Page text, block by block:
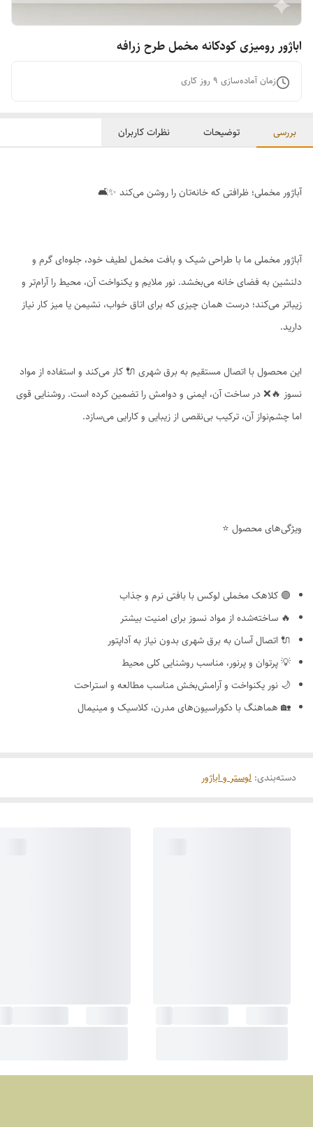
اباژور رومیزی کودکانه مخمل طرح زرافه
زمان آماده‌سازی 9 روز کاری
بررسی توضیحات نظرات کاربران
آباژور مخملی؛ ظرافتی که خانه‌تان را روشن می‌کند ✨🛋️
آباژور مخملی ما با طراحی شیک و بافت مخمل لطیف خود، جلوه‌ای گرم و
دلنشین به فضای خانه می‌بخشد. نور ملایم و یکنواخت آن، محیط را آرام‌تر و
زیباتر می‌کند؛ درست همان چیزی که برای اتاق خواب، نشیمن یا میز کار نیاز
دارید.
این محصول با اتصال مستقیم به برق شهری 🔌 کار می‌کند و استفاده از مواد
نسوز 🔥❌ در ساخت آن، ایمنی و دوامش را تضمین کرده است. روشنایی قوی
اما چشم‌نواز آن، ترکیب بی‌نقصی از زیبایی و کارایی می‌سازد.
ویژگی‌های محصول ⭐
🟣 کلاهک مخملی لوکس با بافتی نرم و جذاب
🔥 ساخته‌شده از مواد نسوز برای امنیت بیشتر
🔌 اتصال آسان به برق شهری بدون نیاز به آداپتور
💡 پرتوان و پرنور، مناسب روشنایی کلی محیط
🌙 نور یکنواخت و آرامش‌بخش مناسب مطالعه و استراحت
🏡 هماهنگ با دکوراسیون‌های مدرن، کلاسیک و مینیمال
دسته‌بندی: لوستر و اباژور